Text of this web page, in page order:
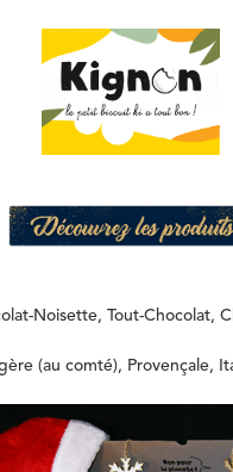
Noisette, Tout-Chocolat,
(au comté), Provençale,